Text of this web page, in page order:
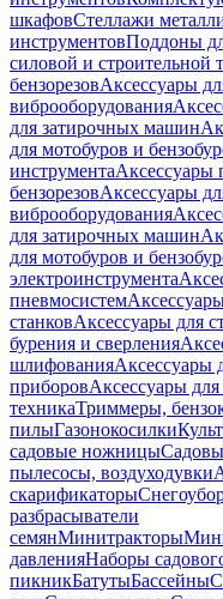
шкафовСтеллажи
инструментовПоддоны
силовой и строительной
бензорезовАксессуары
виброоборудования
для затирочных машин
для мотобуров и
инструментаАксессуары
бензорезовАксессуары
виброоборудования
для затирочных машин
для мотобуров и
электроинструмента
пневмосистем
станковАксессуары для
бурения и сверления
шлифованияАксессуары
приборовАксессуары для
техникаТриммеры,
пилыГазонокосилки
садовые ножницы
пылесосы, воздуходувки
скарификаторы
разбрасыватели
семянМинитракторы
давленияНаборы
пикникБатутыБассейны